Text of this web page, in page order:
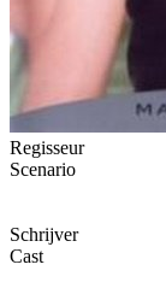
Regisseur
Scenario
Schrijver
Cast